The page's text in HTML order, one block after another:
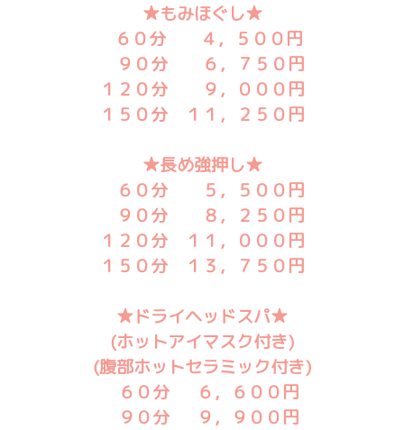
★もみほぐし★
６０分 ４，５００円
９０分 ６，７５０円
１２０分 ９，０００円
１５０分 １１，２５０円
★長め強押し★
６０分 ５，５００円
９０分 ８，２５０円
１２０分 １１，０００円
１５０分 １３，７５０円
★ドライヘッドスパ★
(ホットアイマスク付き)
(腹部ホットセラミック付き)
６０分 ６，６００円
９０分 ９，９００円